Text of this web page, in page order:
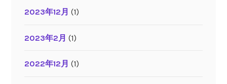
2023年12月 (1)
2023年2月 (1)
2022年12月 (1)